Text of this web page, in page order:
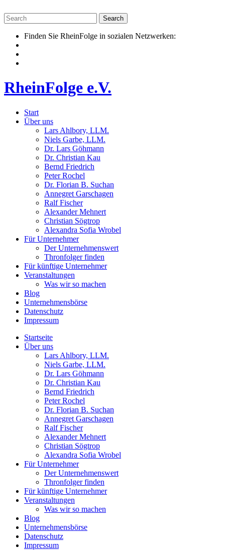
to
content
Finden Sie RheinFolge in sozialen Netzwerken:
RheinFolge e.V.
Start
Über uns
Lars Ahlbory, LLM.
Niels Garbe, LLM.
Dr. Lars Göhmann
Dr. Christian Kau
Bernd Friedrich
Peter Rochel
Dr. Florian B. Suchan
Annegret Garschagen
Ralf Fischer
Alexander Mehnert
Christian Sögtrop
Alexandra Sofia Wrobel
Für Unternehmer
Der Unternehmenswert
Thronfolger finden
Für künftige Unternehmer
Veranstaltungen
Was wir so machen
Blog
Unternehmensbörse
Datenschutz
Impressum
Startseite
Über uns
Lars Ahlbory, LLM.
Niels Garbe, LLM.
Dr. Lars Göhmann
Dr. Christian Kau
Bernd Friedrich
Peter Rochel
Dr. Florian B. Suchan
Annegret Garschagen
Ralf Fischer
Alexander Mehnert
Christian Sögtrop
Alexandra Sofia Wrobel
Für Unternehmer
Der Unternehmenswert
Thronfolger finden
Für künftige Unternehmer
Veranstaltungen
Was wir so machen
Blog
Unternehmensbörse
Datenschutz
Impressum